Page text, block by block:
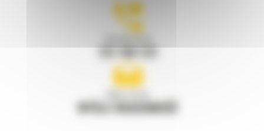
Zadzwoń do nas
122 100 122
Napisz do nas
WYŚLIJ WIADOMOŚĆ